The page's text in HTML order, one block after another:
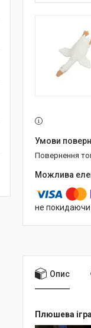
повернення
не покидаючи
Опис
Плюшева